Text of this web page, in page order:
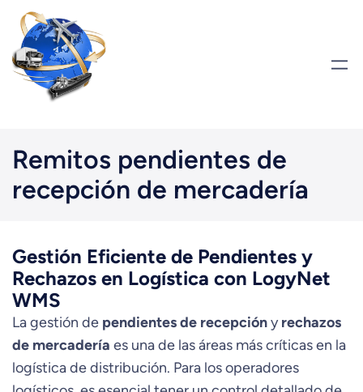
Saltar
contenido
Remitos pendientes de
recepción de mercadería
Gestión Eficiente de Pendientes y
Rechazos en Logística con LogyNet
WMS
La gestión de pendientes de recepciónyrechazos
de mercadería es una de las áreas más críticas en la
logística de distribución. Para los operadores